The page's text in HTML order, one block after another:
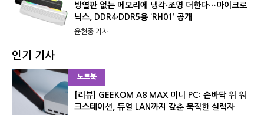
방열판 없는 메모리에 냉각·조명 더한다…마이크로
닉스, DDR4·DDR5용 ‘RH01’ 공개
윤현종 기자
인기 기사
노트북
[리뷰] GEEKOM A8 MAX 미니 PC: 손바닥 위 워
크스테이션, 듀얼 LAN까지 갖춘 묵직한 실력자